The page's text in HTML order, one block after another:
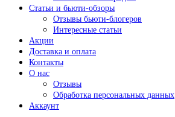
Статьи и бьюти-обзоры
Отзывы бьюти-блогеров
Интересные статьи
Акции
Доставка и оплата
Контакты
О нас
Отзывы
Обработка персональных данных
Аккаунт